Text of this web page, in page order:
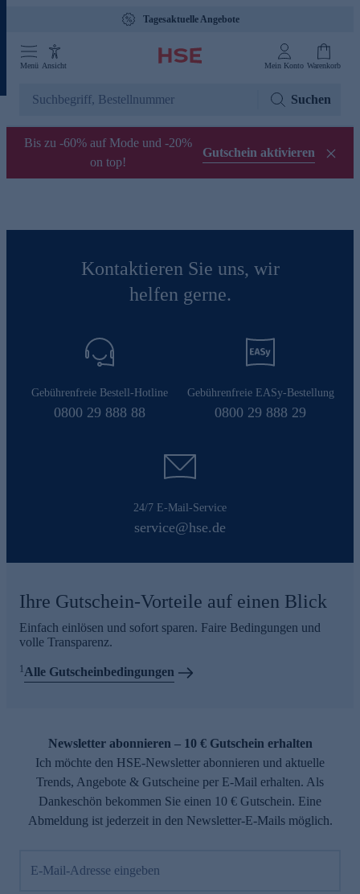
Tagesaktuelle Angebote
Menü Ansicht Mein Konto Warenkorb
Suchen
Bis zu -60% auf Mode und -20%
on top!
Gutschein aktivieren
Kontaktieren Sie uns, wir
helfen gerne.
Gebührenfreie Bestell-Hotline
0800 29 888 88
Gebührenfreie EASy-Bestellung
0800 29 888 29
24/7 E-Mail-Service
service@hse.de
Ihre Gutschein-Vorteile auf einen Blick
Einfach einlösen und sofort sparen. Faire Bedingungen und
volle Transparenz.
1Alle Gutscheinbedingungen
Newsletter abonnieren – 10 € Gutschein erhalten
Ich möchte den HSE-Newsletter abonnieren und aktuelle
Trends, Angebote & Gutscheine per E-Mail erhalten. Als
Dankeschön bekommen Sie einen 10 € Gutschein. Eine
Abmeldung ist jederzeit in den Newsletter-E-Mails möglich.
E-Mail-Adresse eingeben